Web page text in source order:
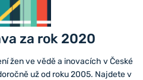
za rok 2020
žen ve vědě a inovacích v České
už od roku 2005. Najdete v